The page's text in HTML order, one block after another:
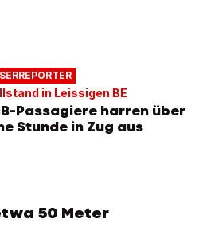
in Leissigen BE
Passagiere harren über
Stunde in Zug aus
50 Meter